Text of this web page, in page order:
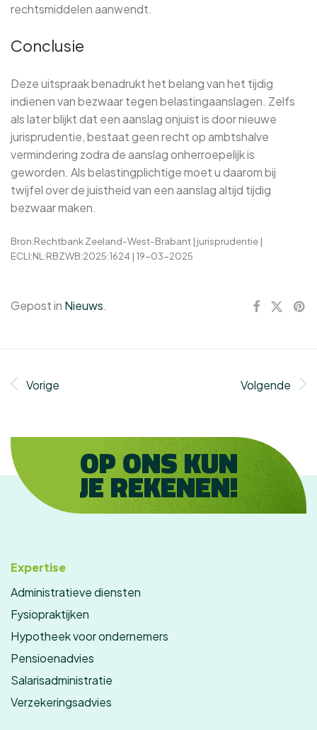
rechtsmiddelen aanwendt.
Conclusie
Deze uitspraak benadrukt het belang van het tijdig
indienen van bezwaar tegen belastingaanslagen. Zelfs
als later blijkt dat een aanslag onjuist is door nieuwe
jurisprudentie, bestaat geen recht op ambtshalve
vermindering zodra de aanslag onherroepelijk is
geworden. Als belastingplichtige moet u daarom bij
twijfel over de juistheid van een aanslag altijd tijdig
bezwaar maken.
Bron:Rechtbank Zeeland-West-Brabant | jurisprudentie |
ECLI:NL:RBZWB:2025:1624 | 19-03-2025
Gepost in Nieuws.
Vorige Volgende
OP ONS KUN
JE REKENEN!
Expertise
Administratieve diensten
Fysiopraktijken
Hypotheek voor ondernemers
Pensioenadvies
Salarisadministratie
Verzekeringsadvies